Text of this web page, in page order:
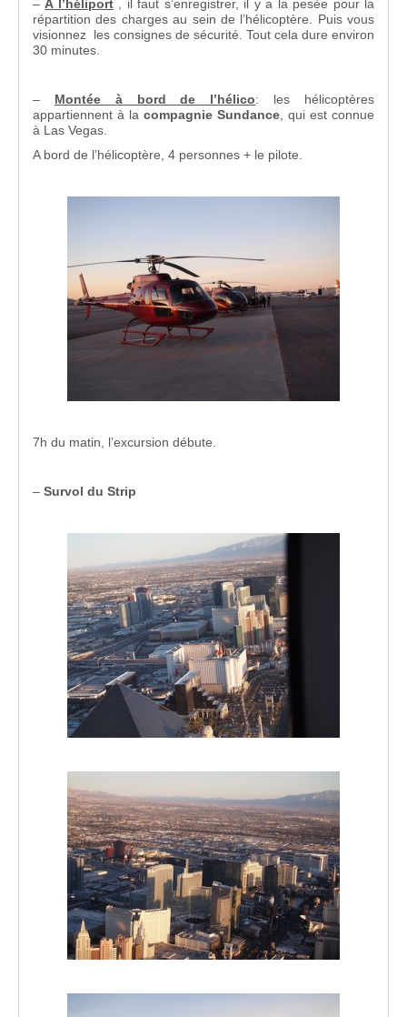
– A l’héliport
, il faut s’enregistrer, il y a la pesée pour la
répartition des charges au sein de l’hélicoptère. Puis vous
visionnez les consignes de sécurité. Tout cela dure environ
30 minutes.
– Montée à bord de l’hélico: les hélicoptères
appartiennent à la compagnie Sundance , qui est connue
à Las Vegas.
A bord de l’hélicoptère, 4 personnes + le pilote.
7h du matin, l’excursion débute.
– Survol du Strip